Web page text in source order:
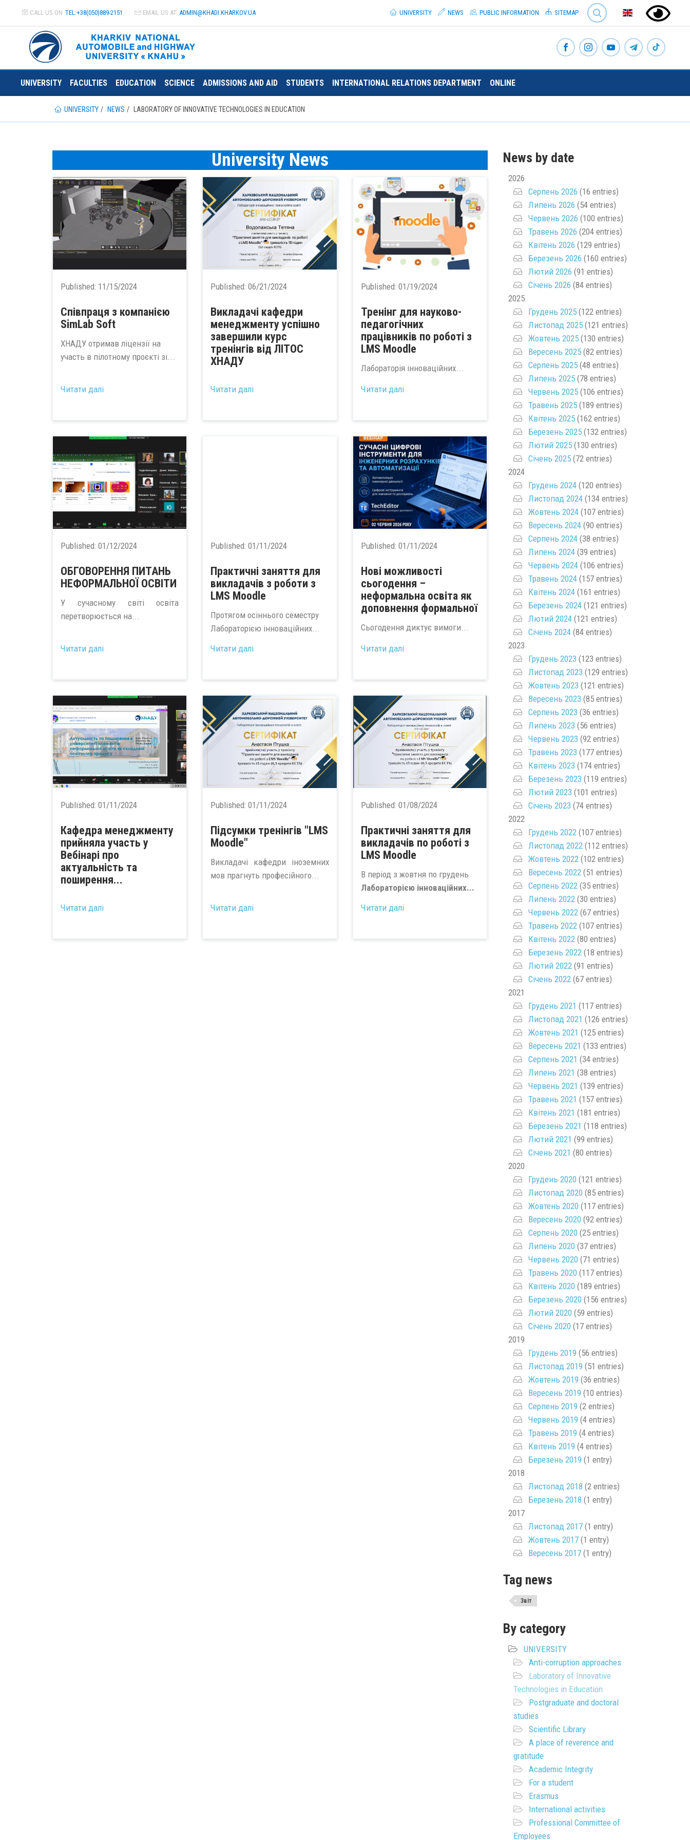
CALL US ON TEL:+38(050)889-2151 EMAIL US AT ADMIN@KHADI.KHARKOV.UA
SEARCH
UNIVERSITY
NEWS PUBLIC INFORMATION SITEMAP
UNIVERSITY FACULTIES EDUCATION SCIENCE ADMISSIONS AND AID STUDENTS INTERNATIONAL RELATIONS DEPARTMENT ONLINE
UNIVERSITY NEWS LABORATORY OF INNOVATIVE TECHNOLOGIES IN EDUCATION
University News
Published: 11/15/2024
Співпраця з компанією
SimLab Soft
ХНАДУ отримав ліцензії на
участь в пілотному проєкті зі...
Читати далі
Published:06/21/2024
Викладачі кафедри
менеджменту успішно
завершили курс
тренінгів від ЛІТОС
ХНАДУ
Читати далі
Published: 01/19/2024
Тренінг для науково-
педагогічних
працівників по роботі з
LMS Moodle
Лабораторія інноваційних...
Читати далі
Published: 01/12/2024
ОБГОВОРЕННЯ ПИТАНЬ
НЕФОРМАЛЬНОЇ ОСВІТИ
У сучасному світі освіта
перетворюється на...
Читати далі
Published:01/11/2024
Практичні заняття для
викладачів з роботи з
LMS Moodle
Протягом осіннього семестру
Лабораторією інноваційних...
Читати далі
Published: 01/11/2024
Нові можливості
сьогодення –
неформальна освіта як
доповнення формальної
Сьогодення диктує вимоги...
Читати далі
Published: 01/11/2024
Кафедра менеджменту
прийняла участь у
Вебінарі про
актуальність та
поширення...
Читати далі
Published:01/11/2024
Підсумки тренінгів "LMS
Moodle"
Викладачі кафедри іноземних
мов прагнуть професійного...
Читати далі
Published: 01/08/2024
Практичні заняття для
викладачів по роботі з
LMS Moodle
В період з жовтня по грудень
Лабораторією інноваційних...
Читати далі
News by date
2026
Серпень 2026 (16 entries)
Липень 2026 (54 entries)
Червень 2026 (100 entries)
Травень 2026 (204 entries)
Квітень 2026 (129 entries)
Березень 2026 (160 entries)
Лютий 2026 (91 entries)
Січень 2026 (84 entries)
2025
Грудень 2025(122 entries)
Листопад 2025(121 entries)
Жовтень 2025(130 entries)
Вересень 2025(82 entries)
Серпень 2025(48 entries)
Липень 2025(78 entries)
Червень 2025(106 entries)
Травень 2025(189 entries)
Квітень 2025(162 entries)
Березень 2025(132 entries)
Лютий 2025(130 entries)
Січень 2025(72 entries)
2024
Грудень 2024(120 entries)
Листопад 2024(134 entries)
Жовтень 2024(107 entries)
Вересень 2024(90 entries)
Серпень 2024(38 entries)
Липень 2024(39 entries)
Червень 2024(106 entries)
Травень 2024(157 entries)
Квітень 2024(161 entries)
Березень 2024(121 entries)
Лютий 2024(121 entries)
Січень 2024(84 entries)
2023
Грудень 2023 (123 entries)
Листопад 2023 (129 entries)
Жовтень 2023 (121 entries)
Вересень 2023 (85 entries)
Серпень 2023 (36 entries)
Липень 2023 (56 entries)
Червень 2023 (92 entries)
Травень 2023 (177 entries)
Квітень 2023 (174 entries)
Березень 2023 (119 entries)
Лютий 2023 (101 entries)
Січень 2023 (74 entries)
2022
Грудень 2022(107 entries)
Листопад 2022(112 entries)
Жовтень 2022(102 entries)
Вересень 2022(51 entries)
Серпень 2022(35 entries)
Липень 2022(30 entries)
Червень 2022(67 entries)
Травень 2022(107 entries)
Квітень 2022(80 entries)
Березень 2022(18 entries)
Лютий 2022(91 entries)
Січень 2022(67 entries)
2021
Грудень 2021 (117 entries)
Листопад 2021 (126 entries)
Жовтень 2021 (125 entries)
Вересень 2021 (133 entries)
Серпень 2021 (34 entries)
Липень 2021 (38 entries)
Червень 2021 (139 entries)
Травень 2021 (157 entries)
Квітень 2021 (181 entries)
Березень 2021 (118 entries)
Лютий 2021 (99 entries)
Січень 2021 (80 entries)
2020
Грудень 2020(121 entries)
Листопад 2020(85 entries)
Жовтень 2020(117 entries)
Вересень 2020(92 entries)
Серпень 2020(25 entries)
Липень 2020(37 entries)
Червень 2020(71 entries)
Травень 2020(117 entries)
Квітень 2020(189 entries)
Березень 2020(156 entries)
Лютий 2020(59 entries)
Січень 2020(17 entries)
2019
Грудень 2019 (56 entries)
Листопад 2019 (51 entries)
Жовтень 2019 (36 entries)
Вересень 2019 (10 entries)
Серпень 2019 (2 entries)
Червень 2019 (4 entries)
Травень 2019 (4 entries)
Квітень 2019 (4 entries)
Березень 2019 (1 entry)
2018
Листопад 2018 (2 entries)
Березень 2018 (1 entry)
2017
Листопад 2017(1 entry)
Жовтень 2017(1 entry)
Вересень 2017(1 entry)
Tag news
Звіт
By category
UNIVERSITY
Anti-corruption approaches
Laboratory of Innovative
Technologies in Education
Postgraduate and doctoral
studies
Scientific Library
A place of reverence and
gratitude
Academic Integrity
For a student
Erasmus
International activities
Professional Committee of
Employees